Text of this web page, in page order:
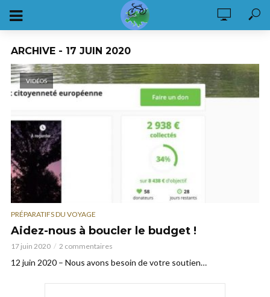
ARCHIVE - 17 JUIN 2020
VIDÉOS
PRÉPARATIFS DU VOYAGE
Aidez-nous à boucler le budget !
17 juin 2020 2 commentaires
12 juin 2020 – Nous avons besoin de votre soutien…